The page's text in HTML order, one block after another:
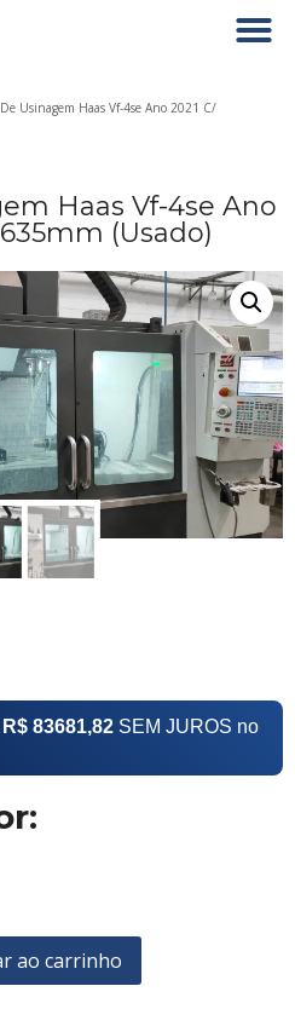
Usinagem Haas Vf-4se Ano 2021 C/
Haas Vf-4se Ano
(Usado)
83681,82SEM JUROS no
ao carrinho